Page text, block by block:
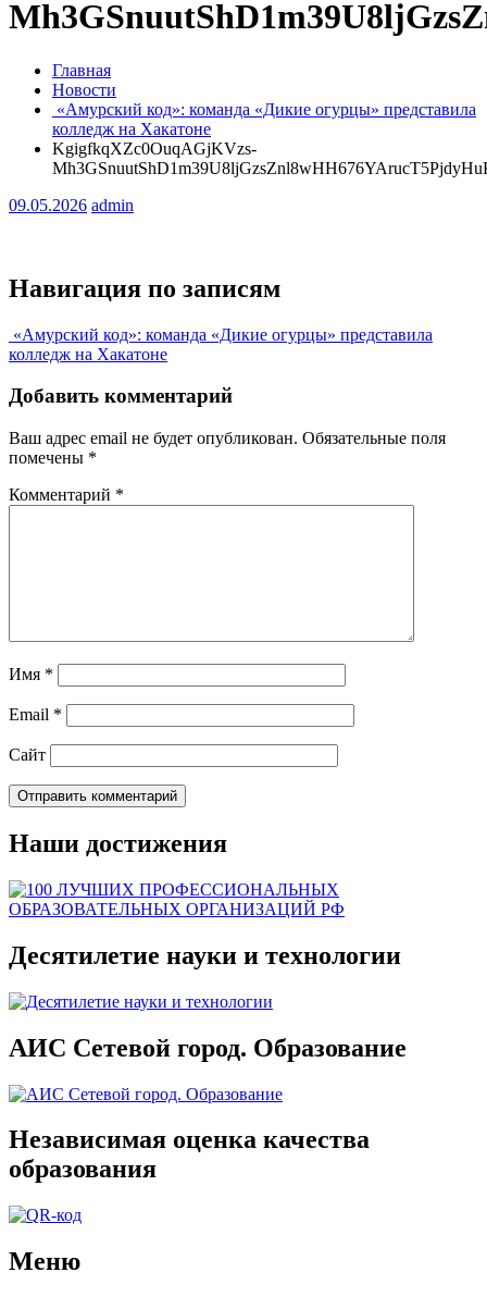
Главная
Новости
«Амурский код»: команда «Дикие огурцы» представила
колледж на Хакатоне
KgigfkqXZc0OuqAGjKVzs-
09.05.2026 admin
Навигация по записям
«Амурский код»: команда «Дикие огурцы» представила
колледж на Хакатоне
Добавить комментарий
Ваш адрес email не будет опубликован. Обязательные поля
помечены *
Комментарий *
Имя *
Email *
Сайт
Наши достижения
Десятилетие науки и технологии
АИС Сетевой город. Образование
Независимая оценка качества
образования
Меню